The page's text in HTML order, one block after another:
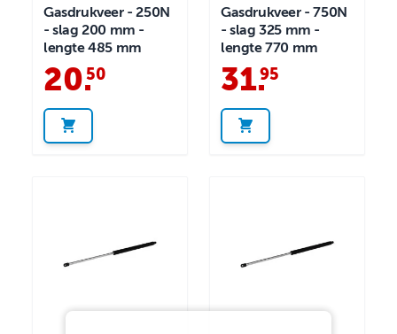
Gasdrukveer - 250N
- slag 200 mm -
lengte 485 mm
20.
50
Gasdrukveer - 750N
- slag 325 mm -
lengte 770 mm
31.
95